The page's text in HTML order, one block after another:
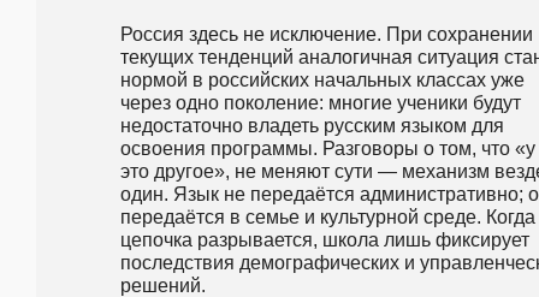
Россия здесь не исключение. При сохранении
текущих тенденций аналогичная ситуация
нормой в российских начальных классах уже
через одно поколение: многие ученики будут
недостаточно владеть русским языком для
освоения программы. Разговоры о том, что «у
это другое», не меняют сути — механизм
один. Язык не передаётся административно;
передаётся в семье и культурной среде. Когда
цепочка разрывается, школа лишь фиксирует
последствия демографических и
решений.